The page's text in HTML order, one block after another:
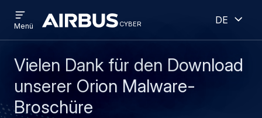
zum
Inhalt
to
search
cyber cyber
menu
Menü
Deutsch
Vielen Dank für den Download
unserer Orion Malware-
Broschüre